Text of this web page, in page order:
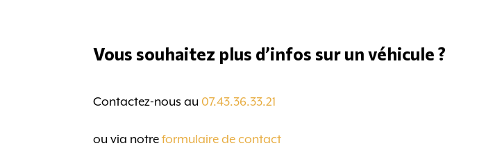
Vous souhaitez plus d’infos sur un véhicule ?
Contactez-nous au 07.43.36.33.21
ou via notreformulaire de contact